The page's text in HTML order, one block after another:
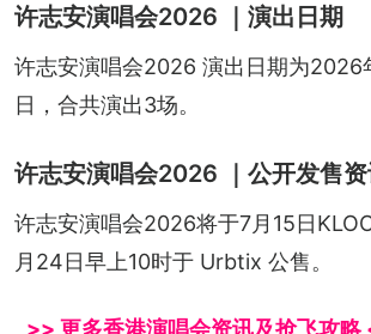
许志安演唱会2026 ｜演出日期
许志安演唱会2026 演出日期为2026
日，合共演出3场。
许志安演唱会2026 ｜公开发售
许志安演唱会2026将于7月15日
月24日早上10时于 Urbtix 公售。
>> 更多香港演唱会资讯及抢飞攻略